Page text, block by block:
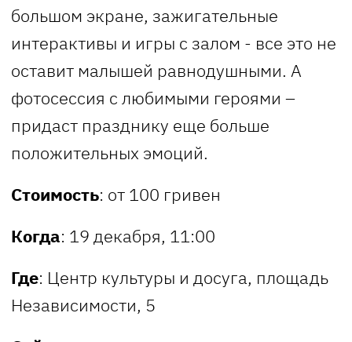
большом экране, зажигательные
интерактивы и игры с залом - все это не
оставит малышей равнодушными. А
фотосессия с любимыми героями –
придаст празднику еще больше
положительных эмоций.
Стоимость: от 100 гривен
Когда: 19 декабря, 11:00
Где: Центр культуры и досуга, площадь
Независимости, 5